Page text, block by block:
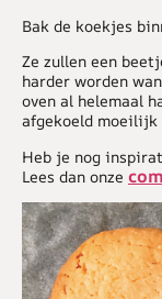
Bak de koekjes
Ze zullen een
harder worden
oven al helemaal
afgekoeld
Heb je nog
Lees dan onze